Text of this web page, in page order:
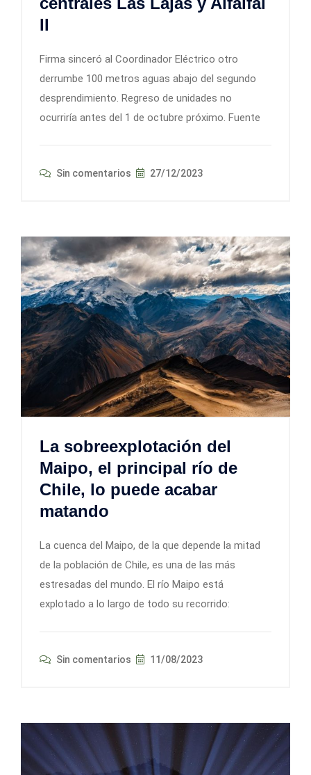
II
Firma sinceró al Coordinador Eléctrico otro
derrumbe 100 metros aguas abajo del segundo
desprendimiento. Regreso de unidades no
ocurriría antes del 1 de octubre próximo. Fuente
Sin comentarios 27/12/2023
La sobreexplotación del
Maipo, el principal río de
Chile, lo puede acabar
matando
La cuenca del Maipo, de la que depende la mitad
de la población de Chile, es una de las más
estresadas del mundo. El río Maipo está
explotado a lo largo de todo su recorrido:
Sin comentarios 11/08/2023